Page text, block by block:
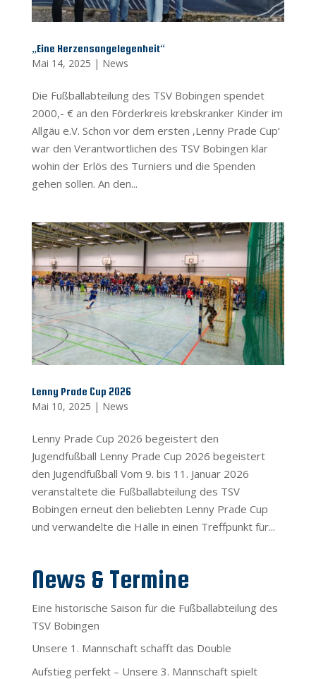
„Eine Herzensangelegenheit“
Mai 14, 2025 | News
Die Fußballabteilung des TSV Bobingen spendet
2000,- € an den Förderkreis krebskranker Kinder im
Allgäu e.V. Schon vor dem ersten ‚Lenny Prade Cup‘
war den Verantwortlichen des TSV Bobingen klar
wohin der Erlös des Turniers und die Spenden
gehen sollen. An den...
Lenny Prade Cup 2026
Mai 10, 2025 | News
Lenny Prade Cup 2026 begeistert den
Jugendfußball Lenny Prade Cup 2026 begeistert
den Jugendfußball Vom 9. bis 11. Januar 2026
veranstaltete die Fußballabteilung des TSV
Bobingen erneut den beliebten Lenny Prade Cup
und verwandelte die Halle in einen Treffpunkt für...
News & Termine
Eine historische Saison für die Fußballabteilung des
TSV Bobingen
Unsere 1. Mannschaft schafft das Double
Aufstieg perfekt – Unsere 3. Mannschaft spielt